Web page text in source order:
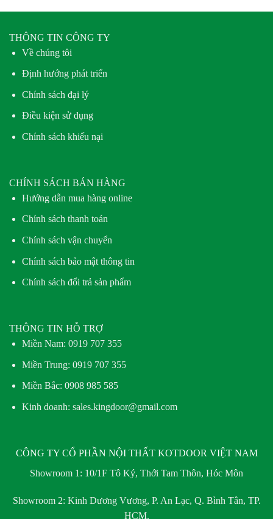
THÔNG TIN CÔNG TY
Về chúng tôi
Định hướng phát triển
Chính sách đại lý
Điều kiện sử dụng
Chính sách khiếu nại
CHÍNH SÁCH BÁN HÀNG
Hướng dẫn mua hàng online
Chính sách thanh toán
Chính sách vận chuyển
Chính sách bảo mật thông tin
Chính sách đổi trả sản phẩm
THÔNG TIN HỖ TRỢ
Miền Nam: 0919 707 355
Miền Trung: 0919 707 355
Miền Bắc: 0908 985 585
Kinh doanh: sales.kingdoor@gmail.com
CÔNG TY CỔ PHẦN NỘI THẤT KOTDOOR VIỆT NAM
Showroom 1: 10/1F Tô Ký, Thới Tam Thôn, Hóc Môn
Showroom 2: Kinh Dương Vương, P. An Lạc, Q. Bình Tân, TP.
HCM.